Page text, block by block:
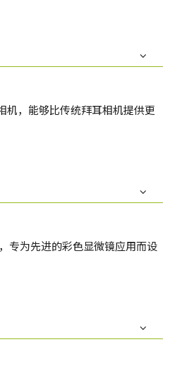
机，能够比传统拜耳相机提供更
专为先进的彩色显微镜应用而设